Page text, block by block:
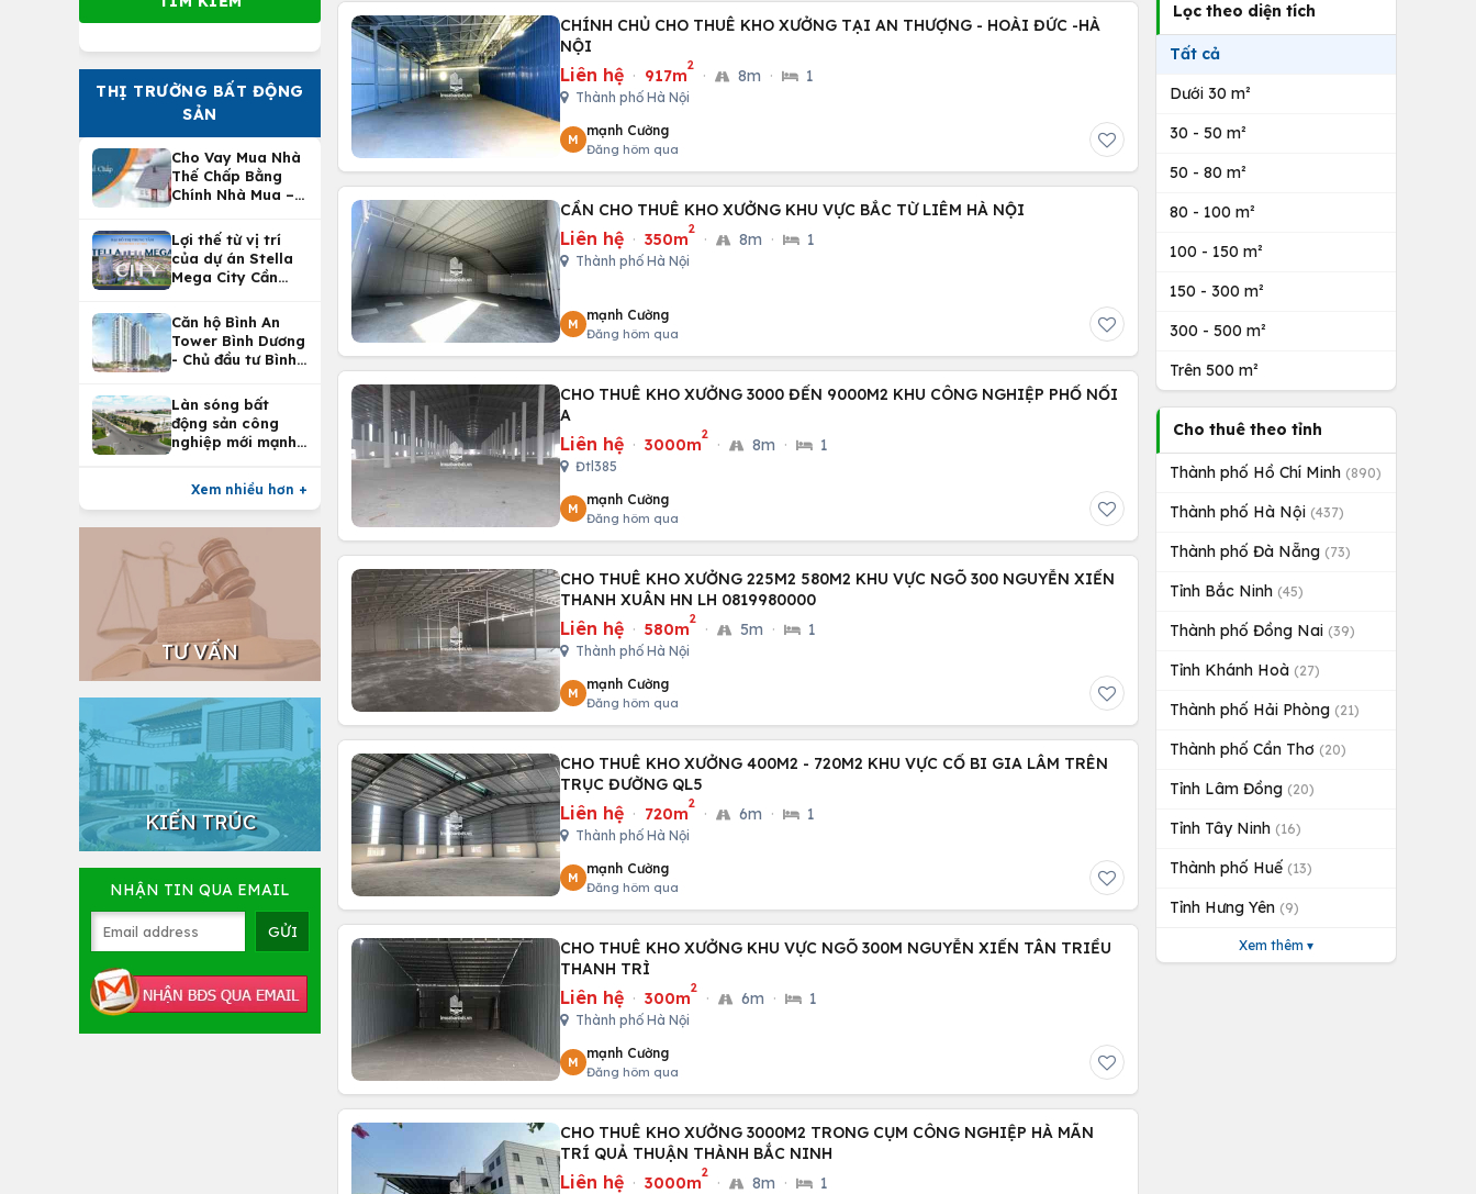
THỊ TRƯỜNG BẤT ĐỘNG
SẢN
Cho Vay Mua Nhà
Thế Chấp Bằng
Chính Nhà Mua –
Nhà Tại
Vietcombank
Lợi thế từ vị trí
của dự án Stella
Mega City Cần
Căn hộ Bình An
Tower Bình Dương
- Chủ đầu tư Bình
Làn sóng bất
động sản công
nghiệp mới mạnh
Xem nhiều hơn +
TƯ VẤN
KIẾN TRÚC
NHẬN TIN QUA EMAIL
CHÍNH CHỦ CHO THUÊ KHO XƯỞNG TẠI AN THƯỢNG - HOÀI ĐỨC -HÀ
NỘI
Liên hệ · 917m
2
· 8m · 1
Thành phố Hà Nội
M
mạnh Cường
Đăng hôm qua
CẦN CHO THUÊ KHO XƯỞNG KHU VỰC BẮC TỪ LIÊM HÀ NỘI
Liên hệ · 350m
2
· 8m · 1
Thành phố Hà Nội
M
mạnh Cường
Đăng hôm qua
CHO THUÊ KHO XƯỞNG 3000 ĐẾN 9000M2 KHU CÔNG NGHIỆP PHỐ NỐI
A
Liên hệ · 3000m
2
· 8m · 1
Đtl385
M
mạnh Cường
Đăng hôm qua
CHO THUÊ KHO XƯỞNG 225M2 580M2 KHU VỰC NGÕ 300 NGUYỄN XIỂN
THANH XUÂN HN LH 0819980000
Liên hệ · 580m
2
· 5m · 1
Thành phố Hà Nội
M
mạnh Cường
Đăng hôm qua
CHO THUÊ KHO XƯỞNG 400M2 - 720M2 KHU VỰC CỔ BI GIA LÂM TRÊN
TRỤC ĐƯỜNG QL5
Liên hệ · 720m
2
· 6m · 1
Thành phố Hà Nội
M
mạnh Cường
Đăng hôm qua
CHO THUÊ KHO XƯỞNG KHU VỰC NGÕ 300M NGUYỄN XIỂN TÂN TRIỀU
THANH TRÌ
Liên hệ · 300m
2
· 6m · 1
Thành phố Hà Nội
M
mạnh Cường
Đăng hôm qua
CHO THUÊ KHO XƯỞNG 3000M2 TRONG CỤM CÔNG NGHIỆP HÀ MÃN
TRÍ QUẢ THUẬN THÀNH BẮC NINH
Liên hệ · 3000m
2
· 8m · 1
Lọc theo diện tích
Tất cả
Dưới 30 m²
30 - 50 m²
50 - 80 m²
80 - 100 m²
100 - 150 m²
150 - 300 m²
300 - 500 m²
Trên 500 m²
Cho thuê theo tỉnh
Thành phố Hồ Chí Minh (890)
Thành phố Hà Nội (437)
Thành phố Đà Nẵng (73)
Tỉnh Bắc Ninh (45)
Thành phố Đồng Nai (39)
Tỉnh Khánh Hoà (27)
Thành phố Hải Phòng (21)
Thành phố Cần Thơ (20)
Tỉnh Lâm Đồng (20)
Tỉnh Tây Ninh (16)
Thành phố Huế (13)
Tỉnh Hưng Yên (9)
Xem thêm ▾